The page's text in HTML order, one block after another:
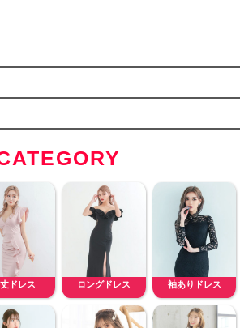
ドレス ロングドレス 袖ありドレス